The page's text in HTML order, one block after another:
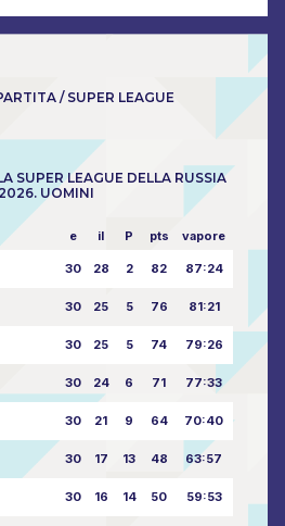
/ SUPER LEAGUE
SUPER LEAGUE DELLA RUSSIA
2026. UOMINI
e il P pts vapore
30 28 2 82 87:24
30 25 5 76 81:21
30 25 5 74 79:26
30 24 6 71 77:33
30 21 9 64 70:40
30 17 13 48 63:57
30 16 14 50 59:53